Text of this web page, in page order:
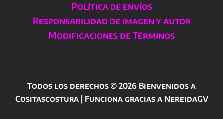
Política de envíos
Responsabilidad de imagen y autor
Modificaciones de Términos
Todos los derechos © 2026 Bienvenidos a
Cositascostura | Funciona gracias a NereidaGV